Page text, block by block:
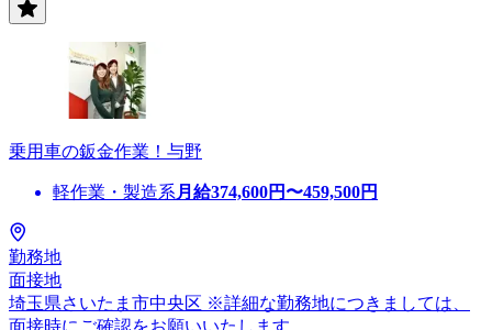
乗用車の鈑金作業！与野
軽作業・製造系 月給374,600円〜459,500円
勤務地
面接地
埼玉県さいたま市中央区 ※詳細な勤務地につきましては、
面接時にご確認をお願いいたします